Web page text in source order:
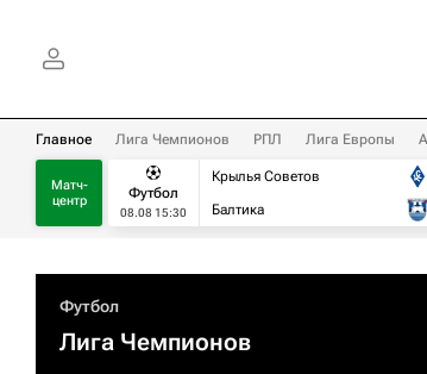
Главное Лига Чемпионов РПЛ Лига Европы
Матч-
центр
Футбол
08.08 15:30
Крылья Советов
Балтика
Футбол
Лига Чемпионов